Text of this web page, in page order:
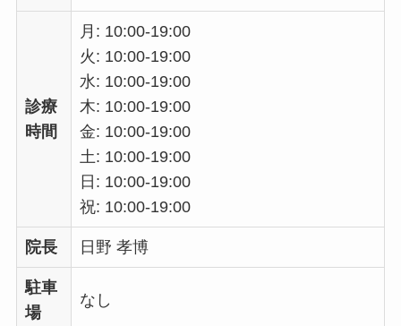
診療
時間
月: 10:00-19:00
火: 10:00-19:00
水: 10:00-19:00
木: 10:00-19:00
金: 10:00-19:00
土: 10:00-19:00
日: 10:00-19:00
祝: 10:00-19:00
院長 日野 孝博
駐車
場
なし